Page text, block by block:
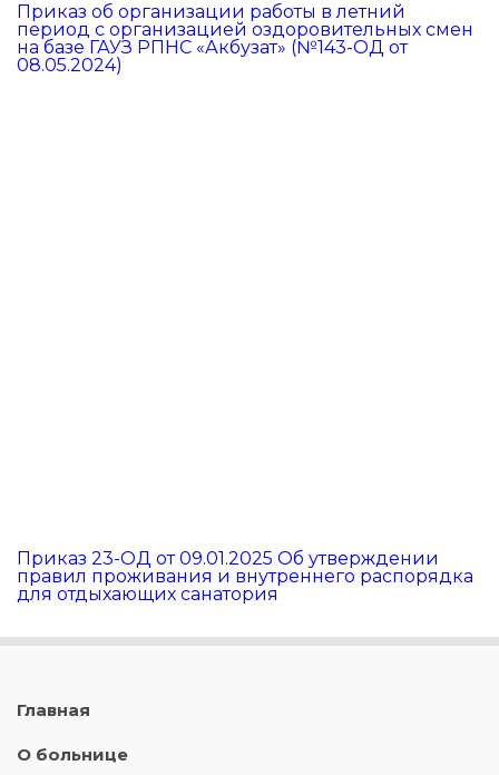
Приказ об организации работы в летний
период с организацией оздоровительных смен
на базе ГАУЗ РПНС «Акбузат» (№143-ОД от
08.05.2024)
Приказ 23-ОД от 09.01.2025 Об утверждении
правил проживания и внутреннего распорядка
для отдыхающих санатория
Главная
О больнице